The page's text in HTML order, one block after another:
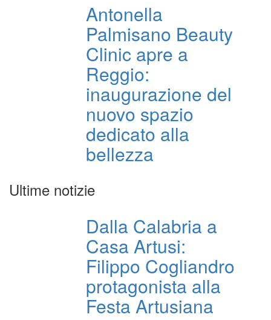
Antonella
Palmisano Beauty
Clinic apre a
Reggio:
inaugurazione del
nuovo spazio
dedicato alla
bellezza
Ultime notizie
Dalla Calabria a
Casa Artusi:
Filippo Cogliandro
protagonista alla
Festa Artusiana